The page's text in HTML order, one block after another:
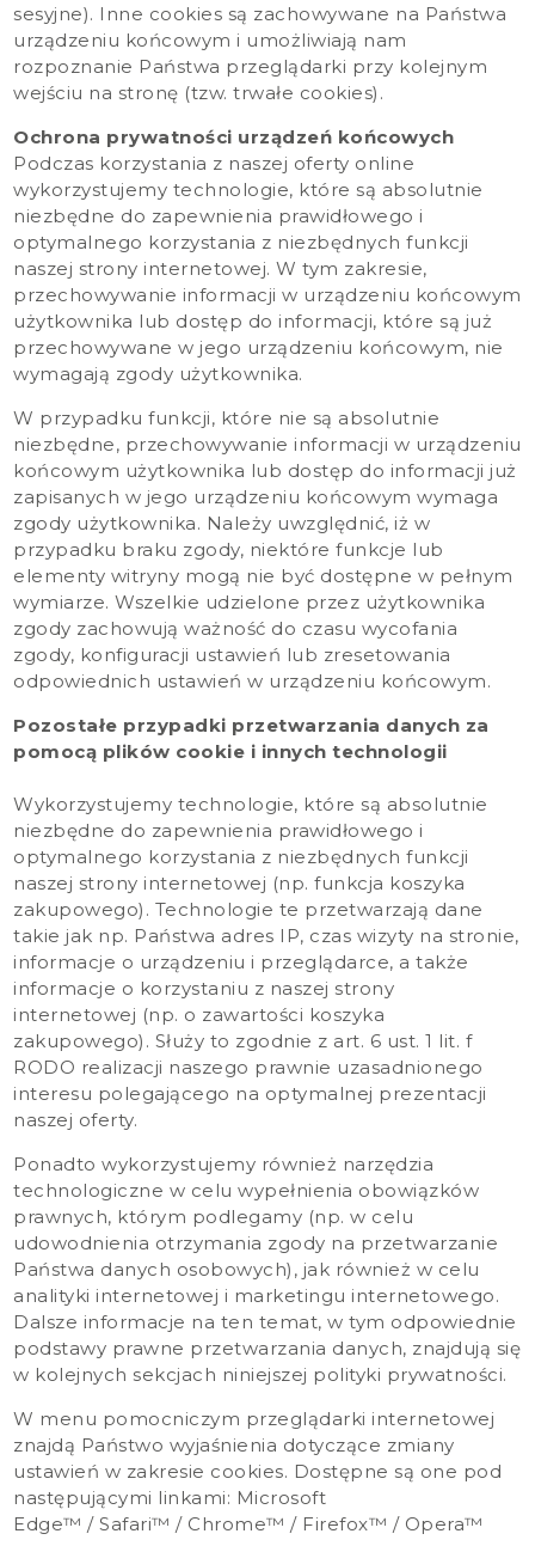
sesyjne). Inne cookies są zachowywane na Państwa
urządzeniu końcowym i umożliwiają nam
rozpoznanie Państwa przeglądarki przy kolejnym
wejściu na stronę (tzw. trwałe cookies).
Ochrona prywatności urządzeń końcowych
Podczas korzystania z naszej oferty online
wykorzystujemy technologie, które są absolutnie
niezbędne do zapewnienia prawidłowego i
optymalnego korzystania z niezbędnych funkcji
naszej strony internetowej. W tym zakresie,
przechowywanie informacji w urządzeniu końcowym
użytkownika lub dostęp do informacji, które są już
przechowywane w jego urządzeniu końcowym, nie
wymagają zgody użytkownika.
W przypadku funkcji, które nie są absolutnie
niezbędne, przechowywanie informacji w urządzeniu
końcowym użytkownika lub dostęp do informacji już
zapisanych w jego urządzeniu końcowym wymaga
zgody użytkownika. Należy uwzględnić, iż w
przypadku braku zgody, niektóre funkcje lub
elementy witryny mogą nie być dostępne w pełnym
wymiarze. Wszelkie udzielone przez użytkownika
zgody zachowują ważność do czasu wycofania
zgody, konfiguracji ustawień lub zresetowania
odpowiednich ustawień w urządzeniu końcowym.
Pozostałe przypadki przetwarzania danych za
pomocą plików cookie i innych technologii
Wykorzystujemy technologie, które są absolutnie
niezbędne do zapewnienia prawidłowego i
optymalnego korzystania z niezbędnych funkcji
naszej strony internetowej (np. funkcja koszyka
zakupowego). Technologie te przetwarzają dane
takie jak np. Państwa adres IP, czas wizyty na stronie,
informacje o urządzeniu i przeglądarce, a także
informacje o korzystaniu z naszej strony
internetowej (np. o zawartości koszyka
zakupowego). Służy to zgodnie z art. 6 ust. 1 lit. f
RODO realizacji naszego prawnie uzasadnionego
interesu polegającego na optymalnej prezentacji
naszej oferty.
Ponadto wykorzystujemy również narzędzia
technologiczne w celu wypełnienia obowiązków
prawnych, którym podlegamy (np. w celu
udowodnienia otrzymania zgody na przetwarzanie
Państwa danych osobowych), jak również w celu
analityki internetowej i marketingu internetowego.
Dalsze informacje na ten temat, w tym odpowiednie
podstawy prawne przetwarzania danych, znajdują się
w kolejnych sekcjach niniejszej polityki prywatności.
W menu pomocniczym przeglądarki internetowej
znajdą Państwo wyjaśnienia dotyczące zmiany
ustawień w zakresie cookies. Dostępne są one pod
następującymi linkami: Microsoft
Edge™ /Safari™ / Chrome™ / Firefox™ / Opera™